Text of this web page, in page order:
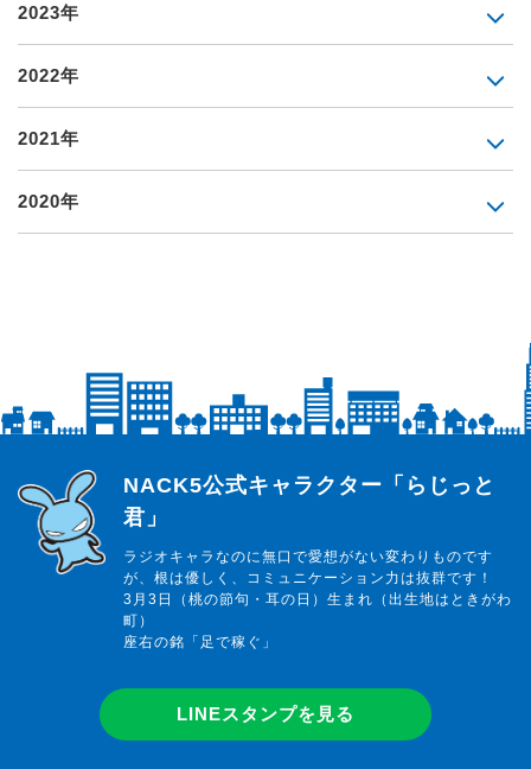
2023年
2022年
2021年
2020年
らじっと君
NACK5公式キャラクター「らじっと
君」
ラジオキャラなのに無口で愛想がない変わりものです
が、根は優しく、コミュニケーション力は抜群です！
3月3日（桃の節句・耳の日）生まれ（出生地はときがわ
町）
座右の銘「足で稼ぐ」
LINEスタンプを見る